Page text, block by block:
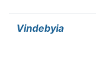
Vindebyia